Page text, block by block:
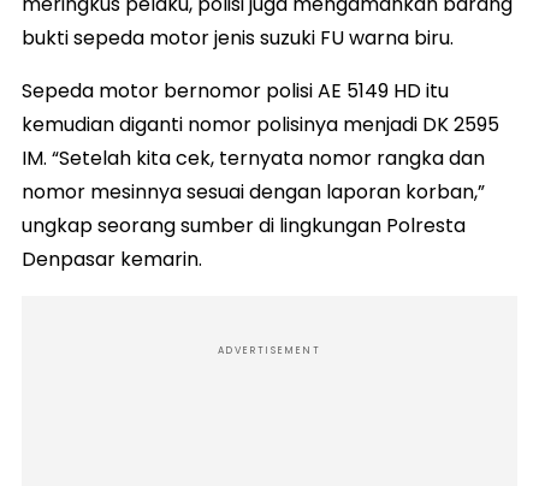
bukti sepeda motor jenis suzuki FU warna biru.
Sepeda motor bernomor polisi AE 5149 HD itu
kemudian diganti nomor polisinya menjadi DK 2595
IM. “Setelah kita cek, ternyata nomor rangka dan
nomor mesinnya sesuai dengan laporan korban,”
ungkap seorang sumber di lingkungan Polresta
Denpasar kemarin.
ADVERTISEMENT